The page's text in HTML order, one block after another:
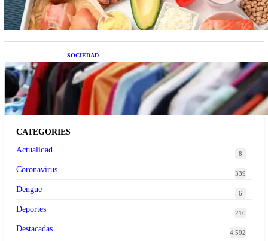
SOCIEDAD
Las grandes marcas globales se suman a la
tendencia de la ropa de segunda mano premium
CATEGORIES
Actualidad
8
Coronavirus 339
Dengue 6
Deportes 210
Destacadas 4.592